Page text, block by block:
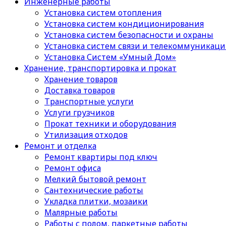
Установка систем отопления
Установка систем кондиционирования
Установка систем безопасности и охраны
Установка систем связи и
Установка Систем «Умный Дом»
Хранение, транспортировка и прокат
Хранение товаров
Доставка товаров
Транспортные услуги
Услуги грузчиков
Прокат техники и оборудования
Утилизация отходов
Ремонт и отделка
Ремонт квартиры под ключ
Ремонт офиса
Мелкий бытовой ремонт
Сантехнические работы
Укладка плитки, мозаики
Малярные работы
Работы с полом, паркетные работы